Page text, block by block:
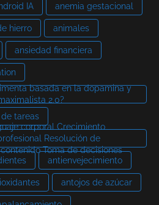
IA anemia gestacional
hierro animales
ansiedad financiera
basada en la dopamina y
2.0?
tareas
corporal Crecimiento
Resolución de
Toma de decisiones
antienvejecimiento
antojos de azúcar